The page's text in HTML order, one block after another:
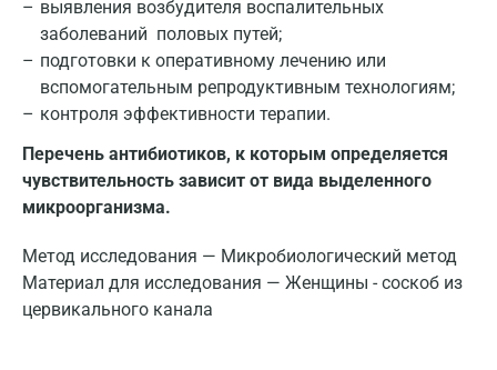
выявления возбудителя воспалительных
заболеваний половых путей;
подготовки к оперативному лечению или
вспомогательным репродуктивным технологиям;
контроля эффективности терапии.
Перечень антибиотиков, к которым определяется
чувствительность зависит от вида выделенного
микроорганизма.
Метод исследования — Микробиологический метод
Материал для исследования — Женщины - соскоб из
цервикального канала